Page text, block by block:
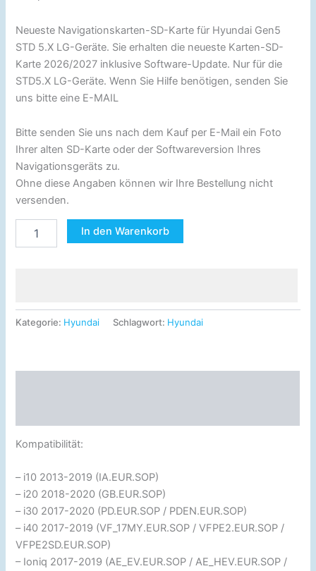
Neueste Navigationskarten-SD-Karte für Hyundai Gen5
STD 5.X LG-Geräte. Sie erhalten die neueste Karten-SD-
Karte 2026/2027 inklusive Software-Update. Nur für die
STD5.X LG-Geräte. Wenn Sie Hilfe benötigen, senden Sie
uns bitte eine E-MAIL
Bitte senden Sie uns nach dem Kauf per E-Mail ein Foto
Ihrer alten SD-Karte oder der Softwareversion Ihres
Navigationsgeräts zu.
Ohne diese Angaben können wir Ihre Bestellung nicht
versenden.
In den Warenkorb
Kategorie: Hyundai Schlagwort: Hyundai
Kompatibilität:
– i10 2013-2019 (IA.EUR.SOP)
– i20 2018-2020 (GB.EUR.SOP)
– i30 2017-2020 (PD.EUR.SOP / PDEN.EUR.SOP)
– i40 2017-2019 (VF_17MY.EUR.SOP / VFPE2.EUR.SOP /
VFPE2SD.EUR.SOP)
– Ioniq 2017-2019 (AE_EV.EUR.SOP / AE_HEV.EUR.SOP /